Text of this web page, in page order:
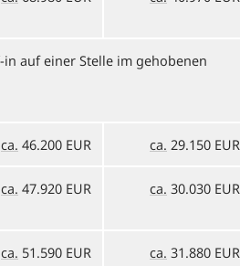
auf einer Stelle im gehobenen
ca. 46.200 EUR ca. 29.150 EUR
ca. 47.920 EUR ca. 30.030 EUR
ca. 51.590 EUR ca. 31.880 EUR